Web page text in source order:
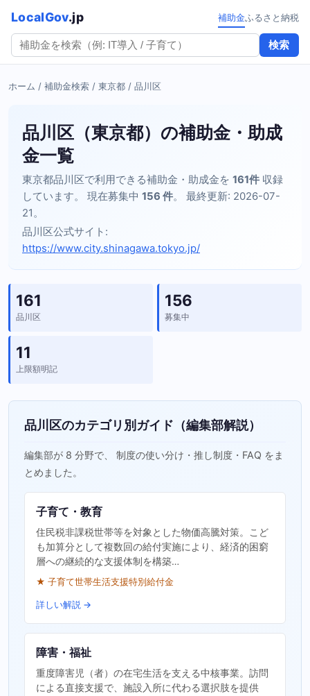
LocalGov.jp
検索
補助金ふるさと納税
ホーム / 補助金検索 / 東京都 / 品川区
品川区（東京都）の補助金・助成
金一覧
東京都品川区で利用できる補助金・助成金を 161件 収録
しています。 現在募集中 156 件。 最終更新: 2026-07-
21。
品川区公式サイト:
https://www.city.shinagawa.tokyo.jp/
161
品川区
156
募集中
11
上限額明記
品川区のカテゴリ別ガイド（編集部解説）
編集部が 8 分野で、 制度の使い分け・推し制度・FAQ をま
とめました。
子育て・教育
住民税非課税世帯等を対象とした物価高騰対策。こど
も加算分として複数回の給付実施により、経済的困窮
層への継続的な支援体制を構築…
★ 子育て世帯生活支援特別給付金
詳しい解説 →
障害・福祉
重度障害児（者）の在宅生活を支える中核事業。訪問
による直接支援で、施設入所に代わる選択肢を提供